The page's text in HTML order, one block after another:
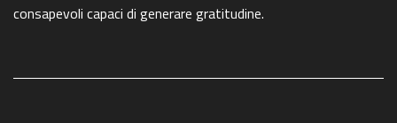
consapevoli capaci di generare gratitudine.